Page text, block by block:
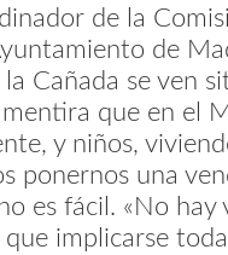
de la
de
Cañada se ven
que en el
y niños,
ponernos una
es fácil. «No
implicarse